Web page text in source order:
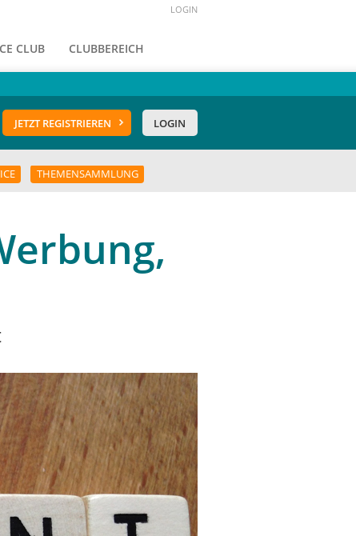
LOGIN
CLUB CLUBBEREICH
JETZT REGISTRIEREN LOGIN
THEMENSAMMLUNG